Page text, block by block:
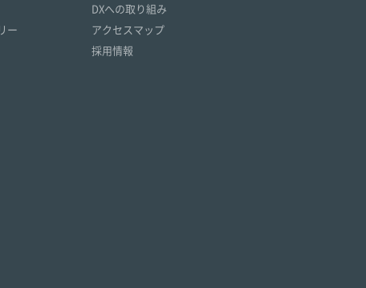
ー
DXへの取り組み
アクセスマップ
採用情報